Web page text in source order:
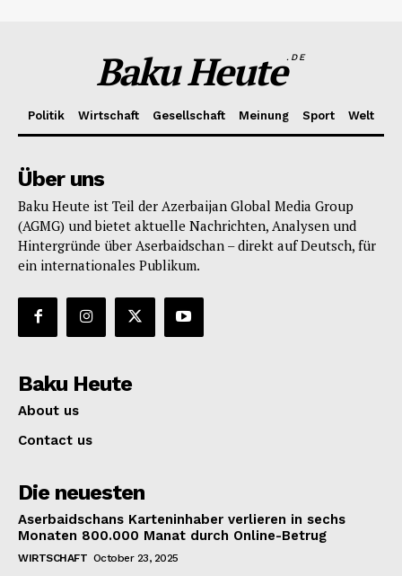
Baku Heute.DE
Politik Wirtschaft Gesellschaft Meinung Sport Welt
Über uns
Baku Heute ist Teil der Azerbaijan Global Media Group
(AGMG) und bietet aktuelle Nachrichten, Analysen und
Hintergründe über Aserbaidschan – direkt auf Deutsch, für
ein internationales Publikum.
Baku Heute
About us
Contact us
Die neuesten
Aserbaidschans Karteninhaber verlieren in sechs
Monaten 800.000 Manat durch Online-Betrug
WIRTSCHAFT October 23, 2025